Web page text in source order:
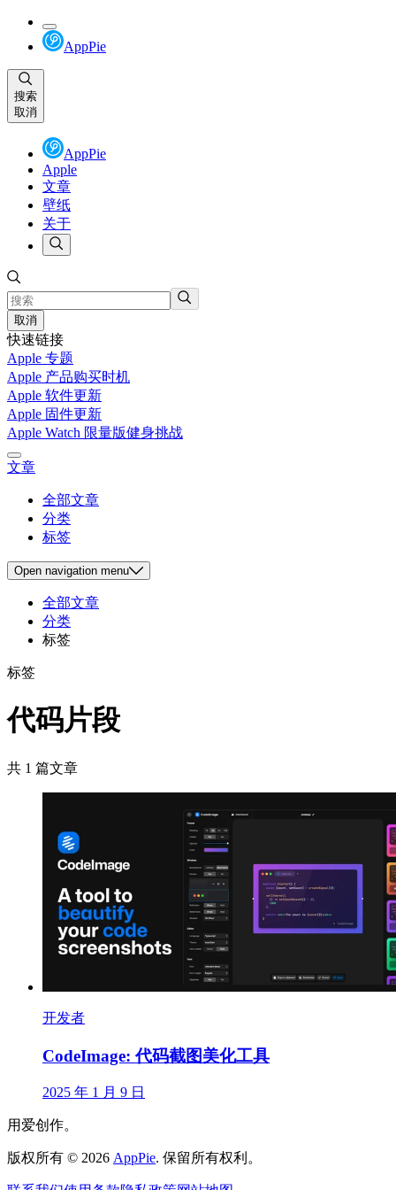
AppPie
搜索
取消
AppPie
Apple
文章
壁纸
关于
取消
快速链接
Apple 专题
Apple 产品购买时机
Apple 软件更新
Apple 固件更新
Apple Watch 限量版健身挑战
文章
全部文章
分类
标签
Open navigation menu
全部文章
分类
标签
标签
代码片段
共 1 篇文章
开发者
CodeImage: 代码截图美化工具
2025 年 1 月 9 日
用爱创作。
版权所有 © 2026 AppPie. 保留所有权利。